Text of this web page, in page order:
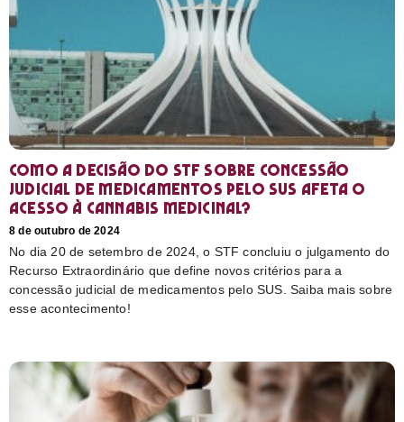
Como a decisão do STF sobre concessão
judicial de medicamentos pelo SUS afeta o
acesso à cannabis medicinal?
8 de outubro de 2024
No dia 20 de setembro de 2024, o STF concluiu o julgamento do
Recurso Extraordinário que define novos critérios para a
concessão judicial de medicamentos pelo SUS. Saiba mais sobre
esse acontecimento!